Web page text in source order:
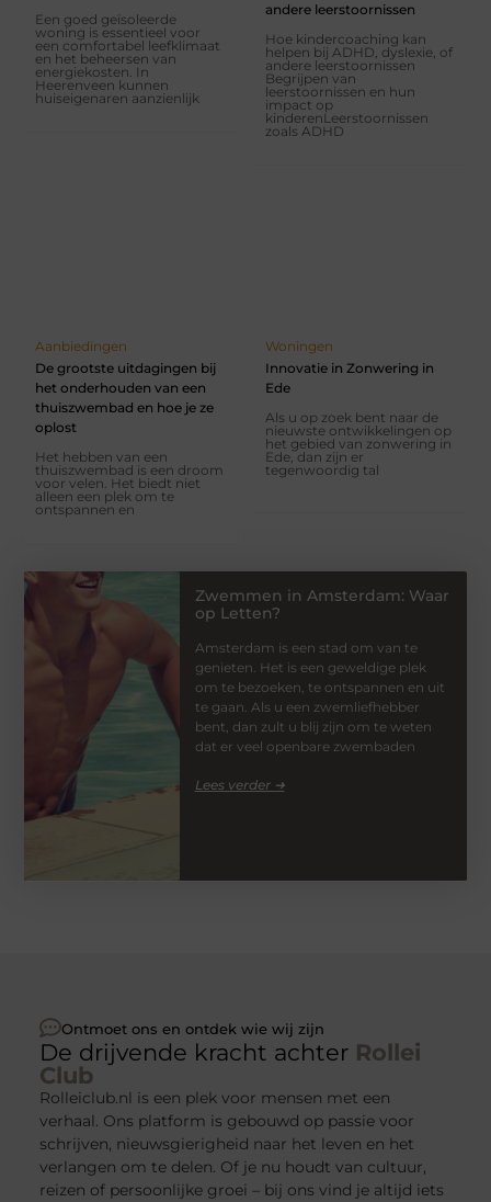
Een goed geïsoleerde
woning is essentieel voor
een comfortabel leefklimaat
en het beheersen van
energiekosten. In
Heerenveen kunnen
huiseigenaren aanzienlijk
andere leerstoornissen
Hoe kindercoaching kan
helpen bij ADHD, dyslexie, of
andere leerstoornissen
Begrijpen van
leerstoornissen en hun
impact op
kinderenLeerstoornissen
zoals ADHD
Aanbiedingen
De grootste uitdagingen bij
het onderhouden van een
thuiszwembad en hoe je ze
oplost
Het hebben van een
thuiszwembad is een droom
voor velen. Het biedt niet
alleen een plek om te
ontspannen en
Woningen
Innovatie in Zonwering in
Ede
Als u op zoek bent naar de
nieuwste ontwikkelingen op
het gebied van zonwering in
Ede, dan zijn er
tegenwoordig tal
Zwemmen in Amsterdam: Waar
op Letten?
Amsterdam is een stad om van te
genieten. Het is een geweldige plek
om te bezoeken, te ontspannen en uit
te gaan. Als u een zwemliefhebber
bent, dan zult u blij zijn om te weten
dat er veel openbare zwembaden
Lees verder ➜
Ontmoet ons en ontdek wie wij zijn
De drijvende kracht achter Rollei
Club
Rolleiclub.nl is een plek voor mensen met een
verhaal. Ons platform is gebouwd op passie voor
schrijven, nieuwsgierigheid naar het leven en het
verlangen om te delen. Of je nu houdt van cultuur,
reizen of persoonlijke groei – bij ons vind je altijd iets